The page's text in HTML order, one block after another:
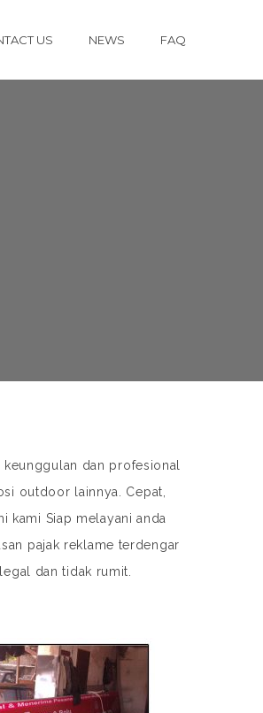
US NEWS FAQ
dan profesional
outdoor lainnya. Cepat,
kami Siap melayani anda
pajak reklame terdengar
dan tidak rumit.